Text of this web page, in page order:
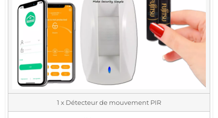
1 x Détecteur de mouvement PIR